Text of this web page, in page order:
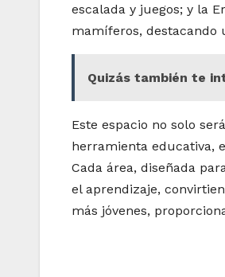
escalada y juegos; y la
mamíferos, destacando
Quizás también te
Este espacio no solo
herramienta educativa,
Cada área, diseñada
el aprendizaje,
más jóvenes,